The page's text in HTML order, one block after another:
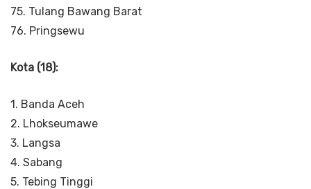
75. Tulang Bawang Barat
76. Pringsewu
Kota (18):
1. Banda Aceh
2. Lhokseumawe
3. Langsa
4. Sabang
5. Tebing Tinggi